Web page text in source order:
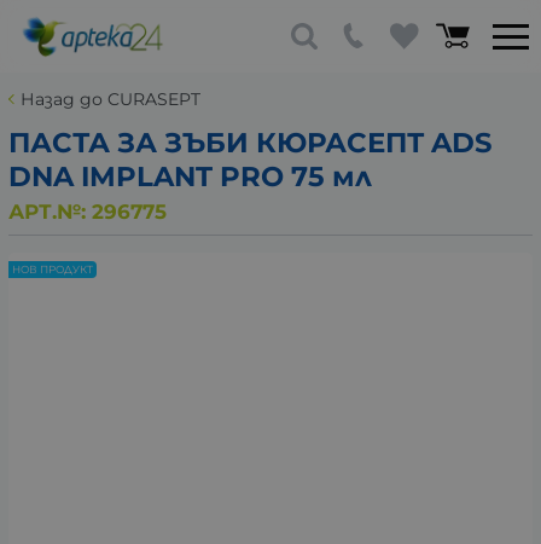
Назад до CURASEPT
ПАСТА ЗА ЗЪБИ КЮРАСЕПТ ADS
DNA IMPLANT PRO 75 мл
АРТ.№: 296775
НОВ ПРОДУКТ